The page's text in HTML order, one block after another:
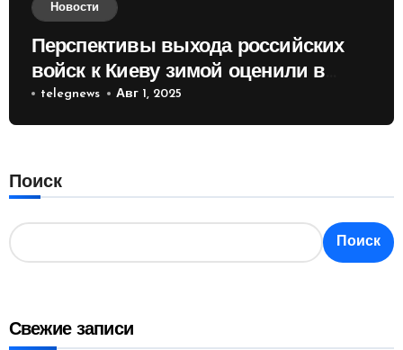
Новости
Перспективы выхода российских
войск к Киеву зимой оценили в
России
telegnews Авг 1, 2025
Поиск
Поиск
Свежие записи